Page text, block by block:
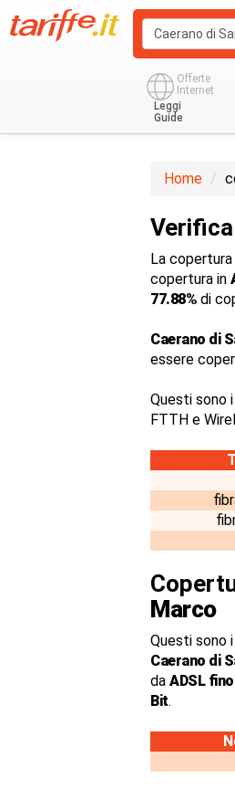
Offerte
Internet
Leggi
Guide
Home
La
copertura in
77.88% di
Caerano di
essere
Questi sono
FTTH e
Marco
Questi sono
Caerano di
da ADSL
Bit.